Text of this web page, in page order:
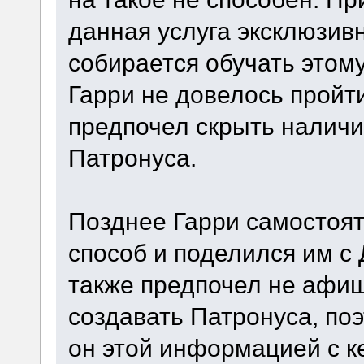
данная услуга
собирается обучать
Гарри не довелось
предпочел скрыть
Патронуса.
Позднее Гарри
способ и поделился им
также предпочел не
создавать Патронуса,
он этой информацией с